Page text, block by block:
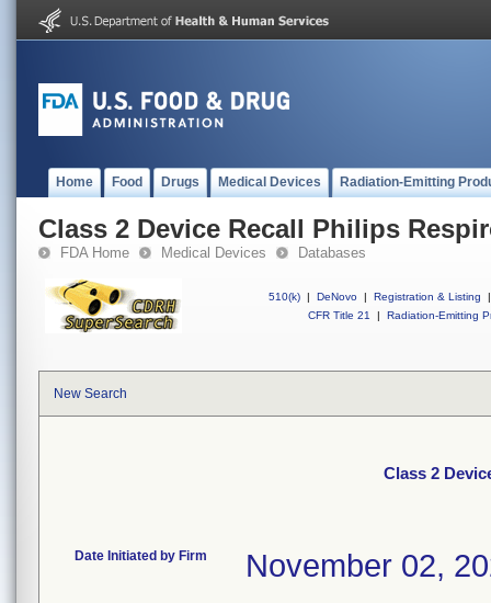
Home Food Drugs Medical Devices Radiation-Emitting
Class 2 Device Recall Philips
FDA Home Medical Devices Databases
510(k) | DeNovo | Registration & Listing
|
CFR Title 21
| Radiation-Emitting
New Search
Class 2
Date Initiated by Firm November 02,